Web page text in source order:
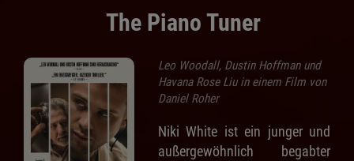
The Piano Tuner
Leo Woodall, Dustin Hoffman und
Havana Rose Liu in einem Film von
Daniel Roher
Niki White ist ein junger und
außergewöhnlich begabter